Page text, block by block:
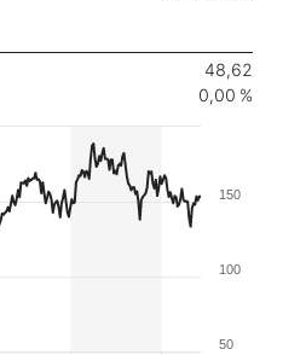
48,62
0,00 %
50
100
150